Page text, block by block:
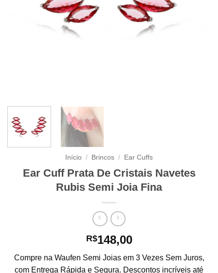
Início / Brincos / Ear Cuffs
Ear Cuff Prata De Cristais Navetes
Rubis Semi Joia Fina
R$148,00
Compre na Waufen Semi Joias em 3 Vezes Sem Juros,
com Entrega Rápida e Segura. Descontos incríveis até